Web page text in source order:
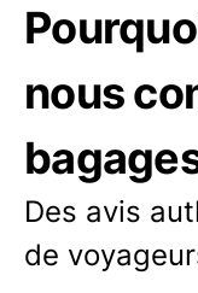
nous
Des avis
de